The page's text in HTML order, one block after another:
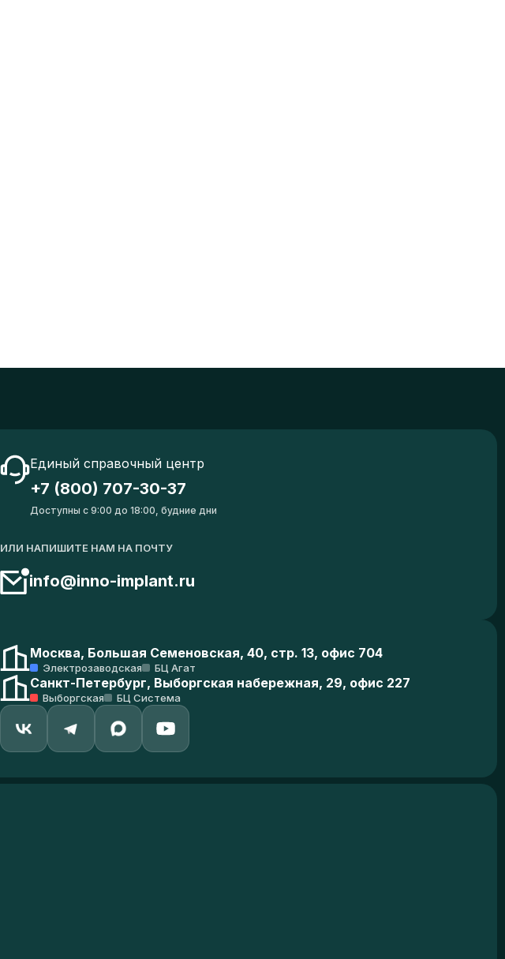
Единый справочный центр
+7 (800) 707-30-37
Доступны с 9:00 до 18:00, будние дни
ИЛИ НАПИШИТЕ НАМ НА ПОЧТУ
info@inno-implant.ru
Москва, Большая Семеновская, 40, стр. 13, офис 704
Электрозаводская БЦ Агат
Санкт-Петербург, Выборгская набережная, 29, офис 227
Выборгская БЦ Система